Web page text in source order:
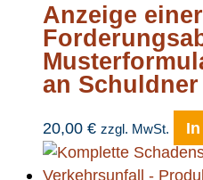
Anzeige einer
an Schuldner
20,00 € zzgl. MwSt.